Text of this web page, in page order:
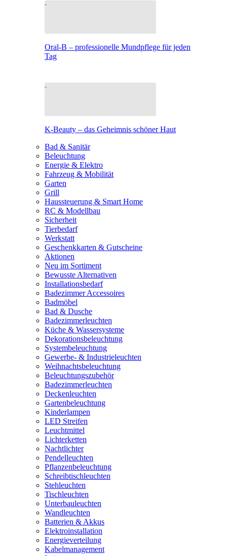
Oral-B – professionelle Mundpflege für jeden
Tag
K-Beauty – das Geheimnis schöner Haut
Bad & Sanitär
Beleuchtung
Energie & Elektro
Fahrzeug & Mobilität
Garten
Grill
Haussteuerung & Smart Home
RC & Modellbau
Sicherheit
Tierbedarf
Werkstatt
Geschenkkarten & Gutscheine
Aktionen
Neu im Sortiment
Bewusste Alternativen
Installationsbedarf
Badezimmer Accessoires
Badmöbel
Bad & Dusche
Badezimmerleuchten
Küche & Wassersysteme
Dekorationsbeleuchtung
Systembeleuchtung
Gewerbe- & Industrieleuchten
Weihnachtsbeleuchtung
Beleuchtungszubehör
Badezimmerleuchten
Deckenleuchten
Gartenbeleuchtung
Kinderlampen
LED Streifen
Leuchtmittel
Lichterketten
Nachtlichter
Pendelleuchten
Pflanzenbeleuchtung
Schreibtischleuchten
Stehleuchten
Tischleuchten
Unterbauleuchten
Wandleuchten
Batterien & Akkus
Elektroinstallation
Energieverteilung
Kabelmanagement